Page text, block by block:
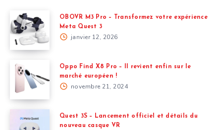
OBOVR M3 Pro – Transformez votre expérience
Meta Quest 3
janvier 12, 2026
Oppo Find X8 Pro – Il revient enfin sur le
marché européen !
novembre 21, 2024
Quest 3S – Lancement officiel et détails du
nouveau casque VR